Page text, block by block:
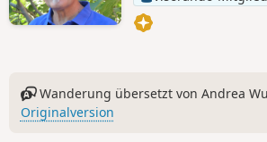
Wanderung übersetzt von Andrea
Originalversion